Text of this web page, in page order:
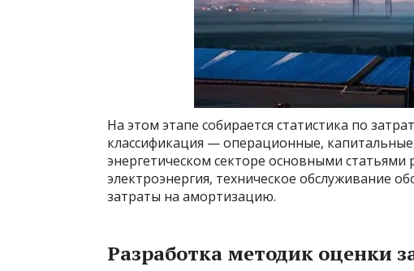
На этом этапе собирается статистика по
классификация — операционные,
энергетическом секторе основными
электроэнергия, техническое обслуживание
затраты на амортизацию.
Разработка методик оценки